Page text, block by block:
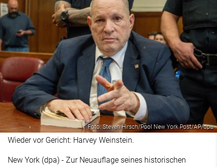
Foto: Steven Hirsch/Pool New York Post/AP/dpa
Wieder vor Gericht: Harvey Weinstein.
New York (dpa) - Zur Neuauflage seines historischen